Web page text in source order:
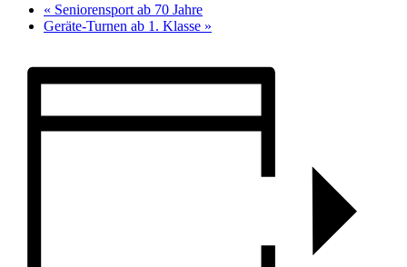
« Seniorensport ab 70 Jahre
Geräte-Turnen ab 1. Klasse »